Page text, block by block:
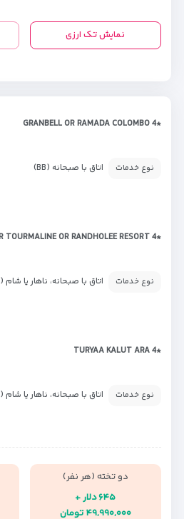
نمایش تک ارزی
*GRANBELL OR RAMADA COLOMBO 4
نوع خدمات اتاق با صبحانه (BB)
*TOPAZ OR TOURMALINE OR RANDHOLEE RESORT 4
نوع خدمات اتاق با صبحانه، ناهار یا شام (HB)
*TURYAA KALUT ARA 4
نوع خدمات اتاق با صبحانه، ناهار یا شام (HB)
دو تخته (هر نفر)
۶۴۵ دلار +
۴۹,۹۹۰,۰۰۰ تومان